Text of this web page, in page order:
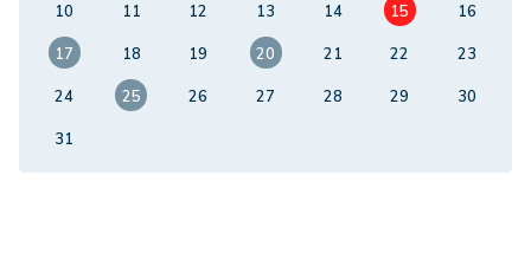
10
11 12 13 14 15
16
17
18 19 20 21 22
23
24
25 26 27 28 29
30
31